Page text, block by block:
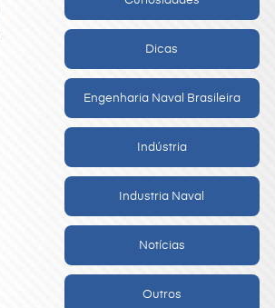
Dicas
Engenharia Naval Brasileira
Indústria
Industria Naval
Notícias
Outros